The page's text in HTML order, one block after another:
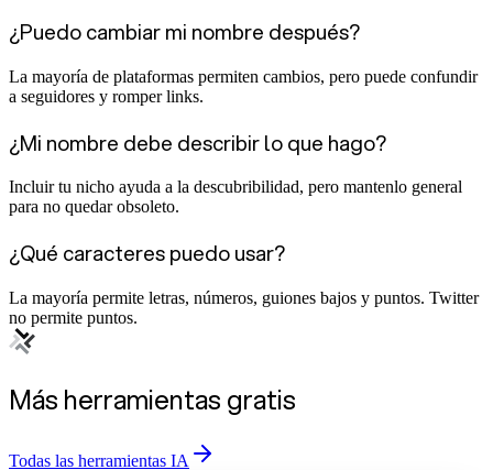
¿Puedo cambiar mi nombre después?
La mayoría de plataformas permiten cambios, pero puede confundir
a seguidores y romper links.
¿Mi nombre debe describir lo que hago?
Incluir tu nicho ayuda a la descubribilidad, pero mantenlo general
para no quedar obsoleto.
¿Qué caracteres puedo usar?
La mayoría permite letras, números, guiones bajos y puntos. Twitter
no permite puntos.
Más herramientas gratis
Todas las herramientas IA